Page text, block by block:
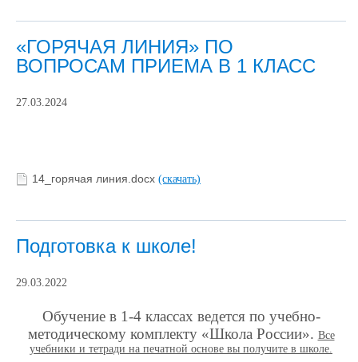
«ГОРЯЧАЯ ЛИНИЯ» ПО
ВОПРОСАМ ПРИЕМА В 1 КЛАСС
27.03.2024
14_горячая линия.docx (скачать)
Подготовка к школе!
29.03.2022
Обучение в 1-4 классах ведется по учебно-
методическому комплекту «Школа России». Все
учебники и тетради на печатной основе вы получите в школе.